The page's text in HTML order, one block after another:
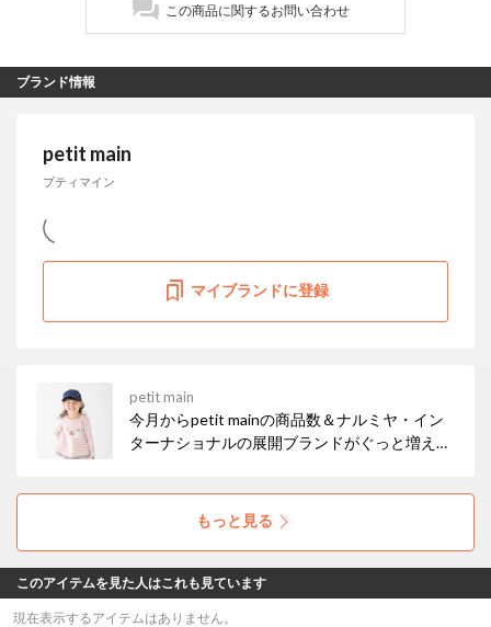
この商品に関するお問い合わせ
ブランド情報
petit main
プティマイン
マイブランドに登録
petit main
今月からpetit mainの商品数＆ナルミヤ・イン
ターナショナルの展開ブランドがぐっと増えま
もっと見る
このアイテムを見た人はこれも見ています
現在表示するアイテムはありません。